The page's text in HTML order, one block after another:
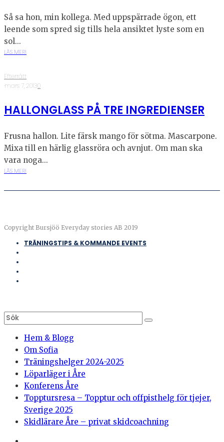
Så sa hon, min kollega. Med uppspärrade ögon, ett
leende som spred sig tills hela ansiktet lyste som en
sol...
LÄS MER!
Efterrätt
·mars 7, 2013·0
HALLONGLASS PÅ TRE INGREDIENSER
Frusna hallon. Lite färsk mango för sötma. Mascarpone.
Mixa till en härlig glassröra och avnjut. Om man ska
vara noga...
LÄS MER!
Copyright Bursjöö Everyday stories AB 2019
TRÄNINGSTIPS & KOMMANDE EVENTS
Hem & Blogg
Om Sofia
Träningshelger 2024-2025
Löparläger i Åre
Konferens Åre
Topptursresa – Topptur och offpisthelg för tjejer,
Sverige 2025
Skidlärare Åre – privat skidcoachning